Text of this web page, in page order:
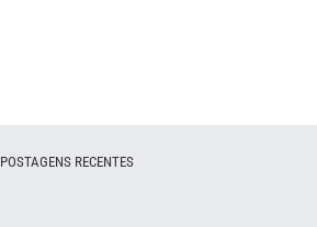
POSTAGENS RECENTES